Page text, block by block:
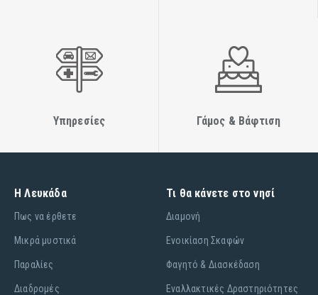
Υπηρεσίες Γάμος & Βάφτιση
Η Λευκάδα
Πως να έρθετε
Μικρά μυστικά
Παραλίες
Διαδρομές
Τι θα κάνετε στο νησί
Διαμονή
Ενοικίαση Σκαφών
Φαγητό & Διασκέδαση
Εναλλακτικές Δραστηριότητες